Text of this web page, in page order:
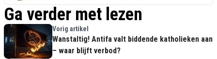
Ga verder met lezen
Vorig artikel
Wanstaltig! Antifa valt biddende katholieken aan
– waar blijft verbod?